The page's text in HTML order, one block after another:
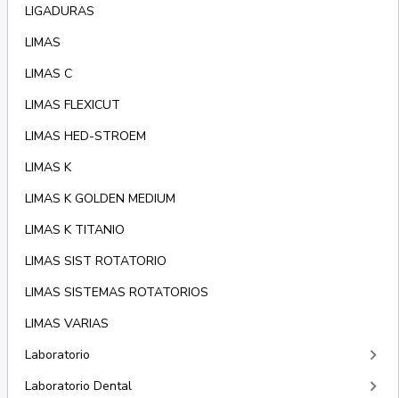
LIGADURAS
LIMAS
LIMAS C
LIMAS FLEXICUT
LIMAS HED-STROEM
LIMAS K
LIMAS K GOLDEN MEDIUM
LIMAS K TITANIO
LIMAS SIST ROTATORIO
LIMAS SISTEMAS ROTATORIOS
LIMAS VARIAS
Laboratorio
keyboard_arrow_right
Laboratorio Dental keyboard_arrow_right